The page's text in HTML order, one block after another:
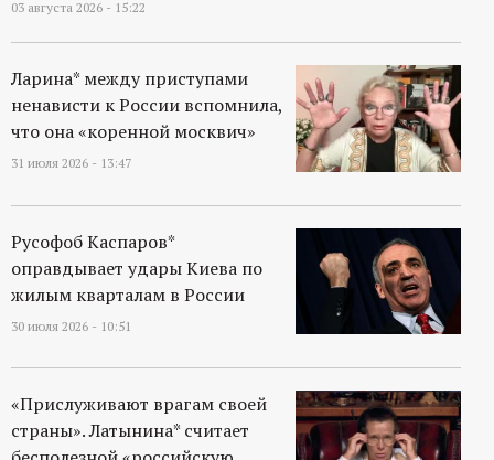
03 августа 2026 - 15:22
Ларина* между приступами
ненависти к России вспомнила,
что она «коренной москвич»
31 июля 2026 - 13:47
Русофоб Каспаров*
оправдывает удары Киева по
жилым кварталам в России
30 июля 2026 - 10:51
«Прислуживают врагам своей
страны». Латынина* считает